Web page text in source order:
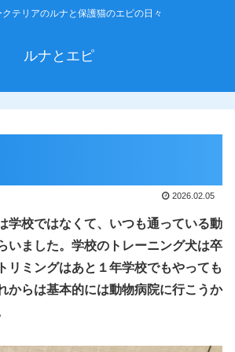
クテリアのルナと保護猫のエピの日々
ルナとエピ
2026.02.05
学校ではなくて、いつも通っている動
いました。学校のトレーニング犬は卒
リミングはあと１年学校でもやっても
からは基本的には動物病院に行こうか